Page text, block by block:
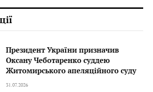
Президент України призначив
Оксану Чеботаренко суддею
Житомирського апеляційного суду
31.07.2026